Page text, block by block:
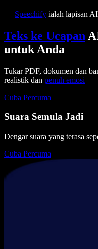
Speechify ialah lapisan
Teks ke Ucapan
untuk Anda
Tukar PDF, dokumen dan
realistik dan penuh emosi
Cuba Percuma
Suara Semula Jadi
Dengar suara yang terasa
Cuba Percuma